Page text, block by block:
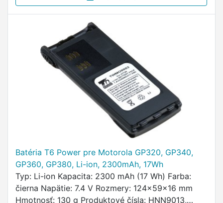
Batéria T6 Power pre Motorola GP320, GP340,
GP360, GP380, Li-ion, 2300mAh, 17Wh
Typ: Li-ion Kapacita: 2300 mAh (17 Wh) Farba:
čierna Napätie: 7.4 V Rozmery: 124x59x16 mm
Hmotnosť: 130 g Produktové čísla: HNN9013,